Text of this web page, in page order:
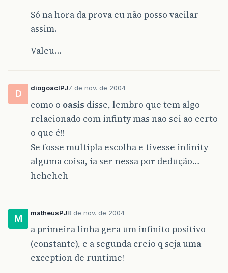
Só na hora da prova eu não posso vacilar
assim.
Valeu…
D
diogoaclPJ7 de nov. de 2004
como o oasis disse, lembro que tem algo
relacionado com infinty mas nao sei ao certo
o que é!!
Se fosse multipla escolha e tivesse infinity
alguma coisa, ia ser nessa por dedução…
heheheh
M
matheusPJ8 de nov. de 2004
a primeira linha gera um infinito positivo
(constante), e a segunda creio q seja uma
exception de runtime!